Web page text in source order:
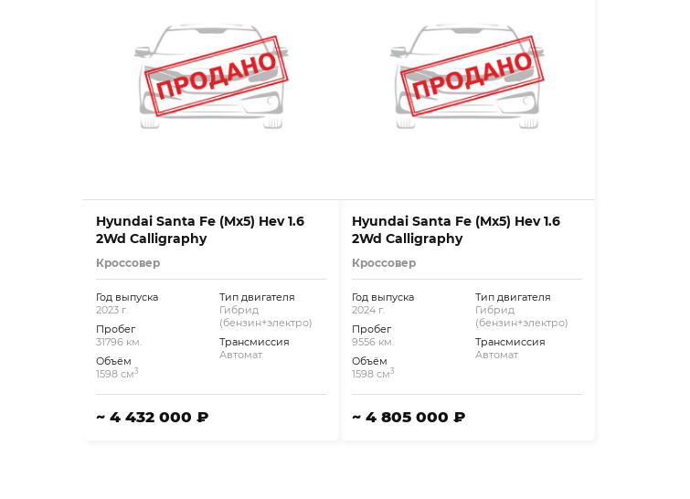
Hyundai Santa Fe (Mx5) Hev 1.6
2Wd Calligraphy
Кроссовер
Год выпуска
2023 г.
Пробег
31796 км.
Объём
1598 см3
Тип двигателя
Гибрид
(бензин+электро)
Трансмиссия
Автомат
~ 4 432 000 ₽
Hyundai Santa Fe (Mx5) Hev 1.6
2Wd Calligraphy
Кроссовер
Год выпуска
2024 г.
Пробег
9556 км.
Объём
1598 см3
Тип двигателя
Гибрид
(бензин+электро)
Трансмиссия
Автомат
~ 4 805 000 ₽